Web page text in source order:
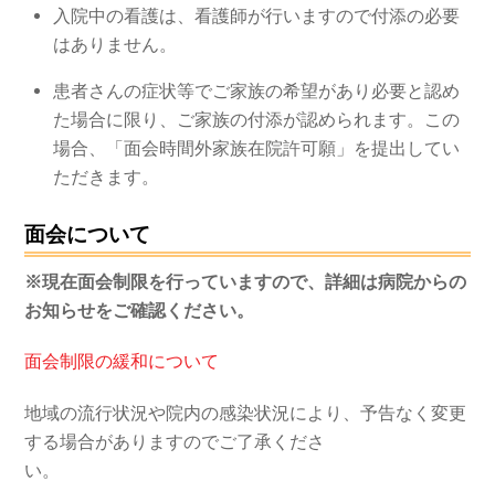
入院中の看護は、看護師が行いますので付添の必要
はありません。
患者さんの症状等でご家族の希望があり必要と認め
た場合に限り、ご家族の付添が認められます。この
場合、「面会時間外家族在院許可願」を提出してい
ただきます。
面会について
※現在面会制限を行っていますので、詳細は病院からの
お知らせをご確認ください。
面会制限の緩和について
地域の流行状況や院内の感染状況により、予告なく変更
する場合がありますのでご了承くださ
い。